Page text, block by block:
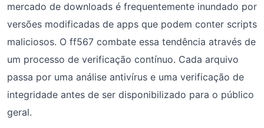
mercado de downloads é frequentemente inundado por
versões modificadas de apps que podem conter scripts
maliciosos. O ff567 combate essa tendência através de
um processo de verificação contínuo. Cada arquivo
passa por uma análise antivírus e uma verificação de
integridade antes de ser disponibilizado para o público
geral.